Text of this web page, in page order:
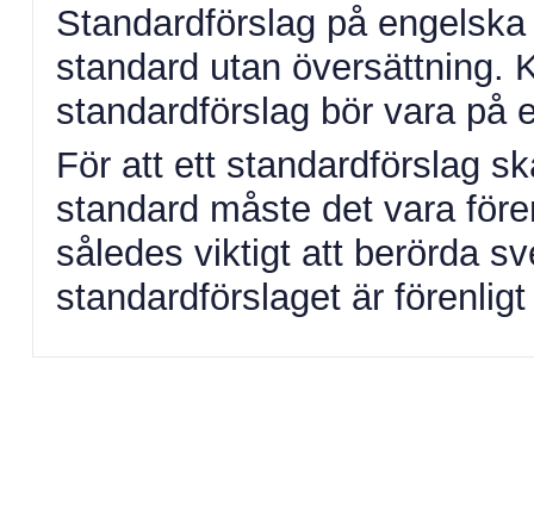
Standardförslag på
standard utan översättning.
standardförslag bör vara på
För att ett standardförslag
standard måste det vara
således viktigt att berörda
standardförslaget är